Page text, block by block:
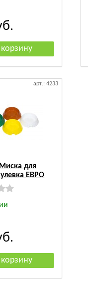
арт.: 4233
для
ЕВРО